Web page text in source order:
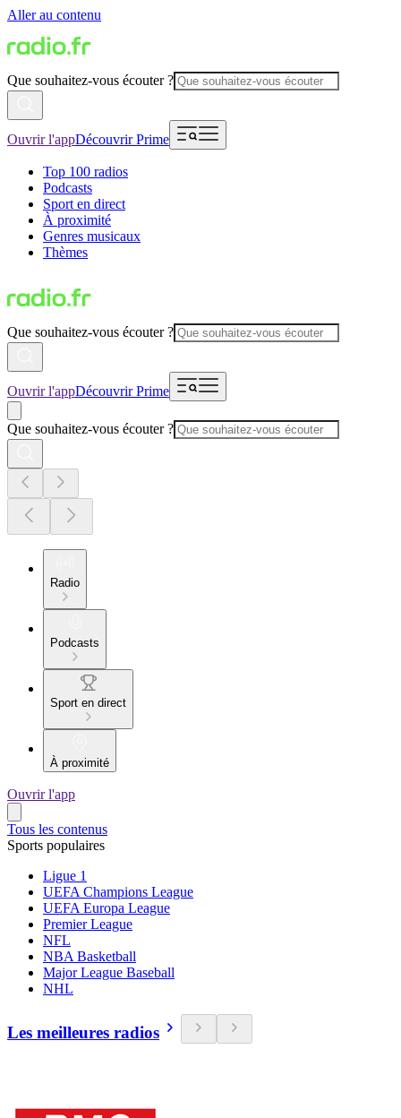
Aller au contenu
Que souhaitez-vous écouter ?
Ouvrir l'appDécouvrir Prime
Top 100 radios
Podcasts
Sport en direct
À proximité
Genres musicaux
Thèmes
Que souhaitez-vous écouter ?
Ouvrir l'appDécouvrir Prime
Que souhaitez-vous écouter ?
Radio
Podcasts
Sport en direct
À proximité
Ouvrir l'app
Tous les contenus
Sports populaires
Ligue 1
UEFA Champions League
UEFA Europa League
Premier League
NFL
NBA Basketball
Major League Baseball
NHL
Les meilleures radios